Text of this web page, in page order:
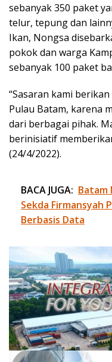
sebanyak 350 paket
telur, tepung dan
Ikan, Nongsa
pokok dan warga
sebanyak 100 paket
“Sasaran kami
Pulau Batam, karena
dari berbagai pihak.
berinisiatif
(24/4/2022).
BACA JUGA: Batam
Sekda Firmansyah
Berbasis Data